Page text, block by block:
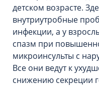
детском возрасте.
внутриутробные
инфекции, а у
спазм при
микроинсульты с
Все они ведут к
снижению секреции